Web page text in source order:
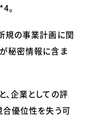
*4。
規の事業計画に関
秘密情報に含ま
、企業としての評
合優位性を失う可